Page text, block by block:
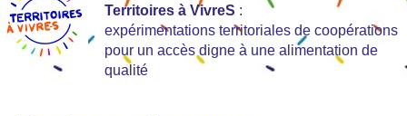
Territoires à VivreS :
expérimentations territoriales de coopérations
pour un accès digne à une alimentation de
qualité